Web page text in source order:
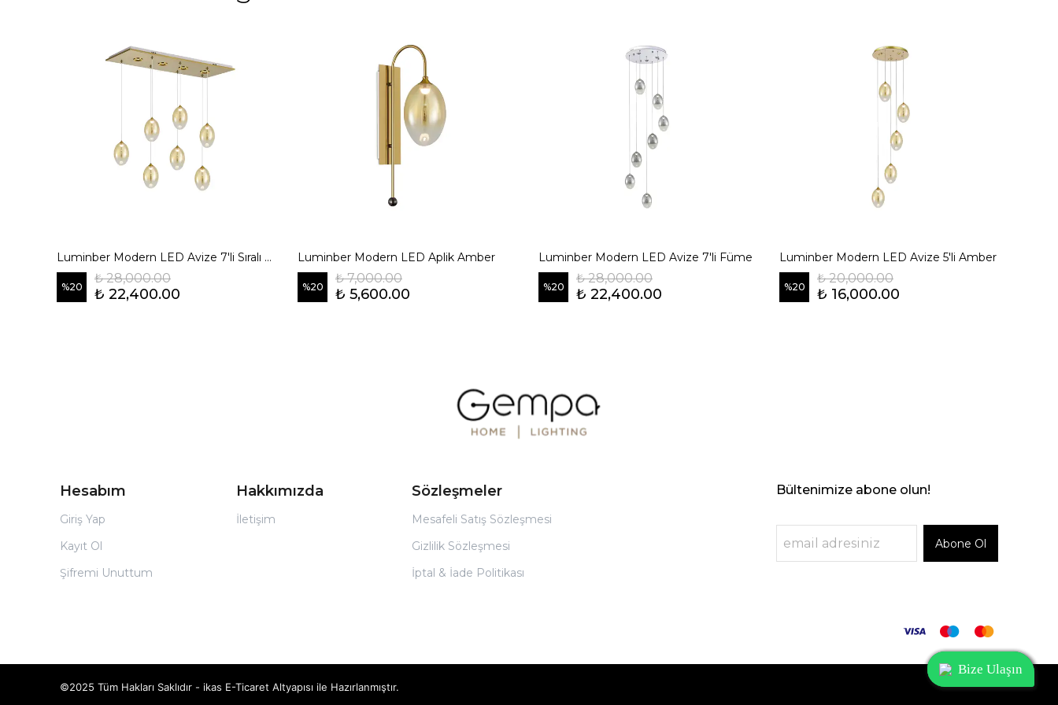
Luminber Modern LED Avize 7'li Sıralı Amber
%20
₺ 28,000.00
₺ 22,400.00
Luminber Modern LED Aplik Amber
%20
₺ 7,000.00
₺ 5,600.00
Luminber Modern LED Avize 7'li Füme
%20
₺ 28,000.00
₺ 22,400.00
Luminber Modern LED Avize 5'li Amber
%20
₺ 20,000.00
₺ 16,000.00
Hesabım
Giriş Yap
Kayıt Ol
Şifremi Unuttum
Hakkımızda
İletişim
Sözleşmeler
Mesafeli Satış Sözleşmesi
Gizlilik Sözleşmesi
İptal & İade Politikası
Bültenimize abone olun!
Abone Ol
©2025 Tüm Hakları Saklıdır - ikas E-Ticaret Altyapısı ile Hazırlanmıştır.
Bize Ulaşın
Bize Ulaşın
Bize Ulaşın